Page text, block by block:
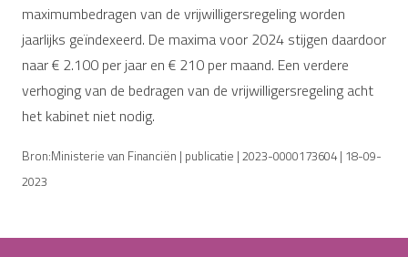
maximumbedragen van de vrijwilligersregeling worden
jaarlijks geïndexeerd. De maxima voor 2024 stijgen daardoor
naar € 2.100 per jaar en € 210 per maand. Een verdere
verhoging van de bedragen van de vrijwilligersregeling acht
het kabinet niet nodig.
Bron:Ministerie van Financiën | publicatie | 2023-0000173604 | 18-09-
2023